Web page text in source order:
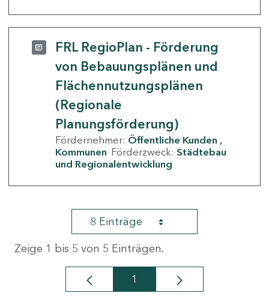
FRL RegioPlan - Förderung
von Bebauungsplänen und
Flächennutzungsplänen
(Regionale
Planungsförderung)
Fördernehmer: Öffentliche Kunden
Kommunen Förderzweck: Städtebau
und Regionalentwicklung
8 Einträge
Zeige 1 bis 5 von 5 Einträgen.
Seite
1